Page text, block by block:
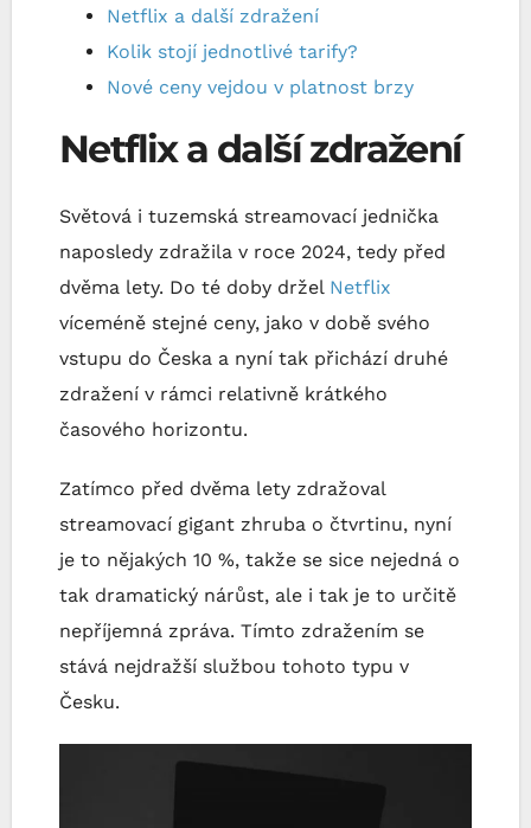
Netflix a další zdražení
Kolik stojí jednotlivé tarify?
Nové ceny vejdou v platnost brzy
Netflix a další zdražení
Světová i tuzemská streamovací jednička
naposledy zdražila v roce 2024, tedy před
dvěma lety. Do té doby držel Netflix
víceméně stejné ceny, jako v době svého
vstupu do Česka a nyní tak přichází druhé
zdražení v rámci relativně krátkého
časového horizontu.
Zatímco před dvěma lety zdražoval
streamovací gigant zhruba o čtvrtinu, nyní
je to nějakých 10 %, takže se sice nejedná o
tak dramatický nárůst, ale i tak je to určitě
nepříjemná zpráva. Tímto zdražením se
stává nejdražší službou tohoto typu v
Česku.